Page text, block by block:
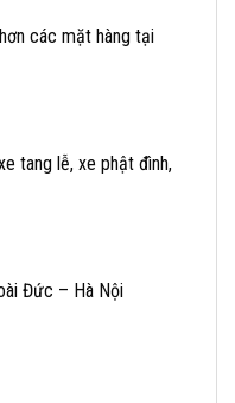
các mặt hàng tại
tang lễ, xe phật đình,
Đức – Hà Nội